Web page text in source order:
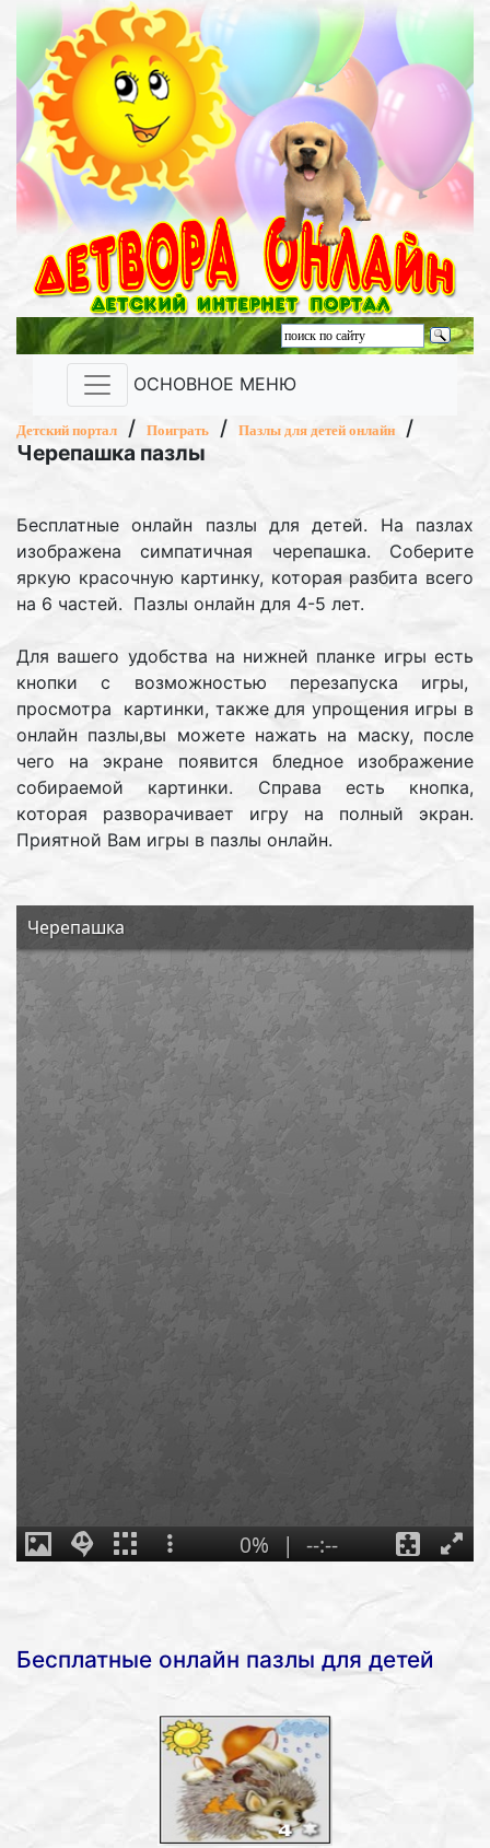
ОСНОВНОЕ МЕНЮ
Детский портал / Поиграть / Пазлы для детей онлайн
/
Черепашка пазлы
Бесплатные онлайн пазлы для детей. На пазлах
изображена симпатичная черепашка. Соберите
яркую красочную картинку, которая разбита всего
на 6 частей. Пазлы онлайн для 4-5 лет.
Для вашего удобства на нижней планке игры есть
кнопки с возможностью перезапуска игры,
просмотра картинки, также для упрощения игры в
онлайн пазлы,вы можете нажать на маску, после
чего на экране появится бледное изображение
собираемой картинки. Справа есть кнопка,
которая разворачивает игру на полный экран.
Приятной Вам игры в пазлы онлайн.
Бесплатные онлайн пазлы для детей